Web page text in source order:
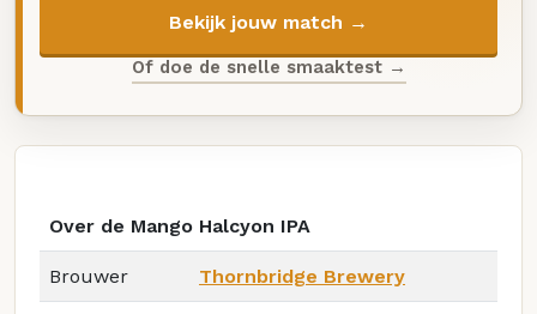
Bekijk jouw match →
Of doe de snelle smaaktest →
Over de Mango Halcyon IPA
Brouwer Thornbridge Brewery